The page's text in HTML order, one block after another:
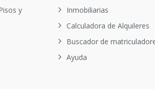
y
Inmobiliarias
Calculadora de Alquileres
Buscador de
Ayuda